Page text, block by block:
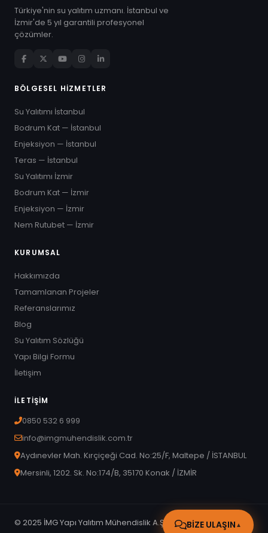
BİZE ULAŞIN ▲
GÖNDER
Türkiye'nin su yalıtım uzmanı. İstanbul ve
İzmir'de 5 yıl garantili profesyonel
çözümler.
BÖLGESEL HIZMETLER
Su Yalıtımı İstanbul
Bodrum Kat — İstanbul
Enjeksiyon — İstanbul
Teras — İstanbul
Su Yalıtımı İzmir
Bodrum Kat — İzmir
Enjeksiyon — İzmir
Nem Rutubet — İzmir
KURUMSAL
Hakkımızda
Tamamlanan Projeler
Referanslarımız
Blog
Su Yalıtım Sözlüğü
Yapı Bilgi Formu
İletişim
İLETIŞIM
0850 532 6 999
info@imgmuhendislik.com.tr
Aydınevler Mah. Kırçiçeği Cad. No:25/F, Maltepe / İSTANBUL
Mersinli, 1202. Sk. No:174/B, 35170 Konak / İZMİR
© 2025 İMG Yapı Yalıtım Mühendislik A.Ş. Tüm hakları saklıdır.